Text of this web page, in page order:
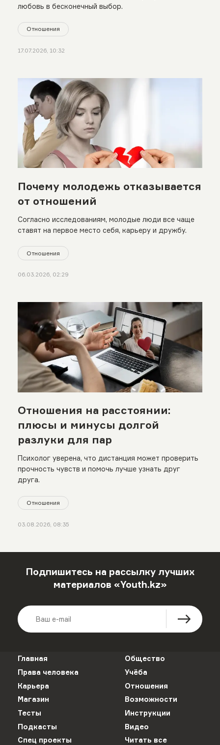
любовь в бесконечный выбор.
Отношения
17.07.2026, 10:32
Почему молодежь отказывается
от отношений
Согласно исследованиям, молодые люди все чаще
ставят на первое место себя, карьеру и дружбу.
Отношения
06.03.2026, 02:29
Отношения на расстоянии:
плюсы и минусы долгой
разлуки для пар
Психолог уверена, что дистанция может проверить
прочность чувств и помочь лучше узнать друг
друга.
Отношения
03.08.2026, 08:35
Подпишитесь на рассылку лучших
материалов «Youth.kz»
Главная
Общество
Права человека
Учёба
Карьера
Отношения
Магазин
Возможности
Тесты
Инструкции
Подкасты
Видео
Спец проекты
Читать все